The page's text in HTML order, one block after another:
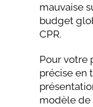
mauvaise
budget
CPR.
Pour votre
précise en
modèle de